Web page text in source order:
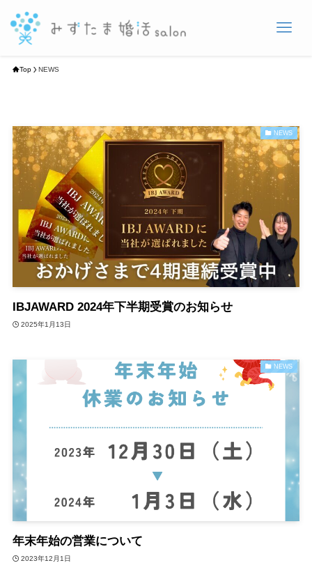
Top NEWS
NEWS
IBJAWARD 2024年下半期受賞のお知らせ
2025年1月13日
NEWS
年末年始の営業について
2023年12月1日